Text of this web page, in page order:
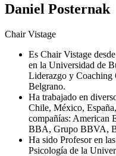
Daniel Posternak
Chair Vistage
Es Chair Vistage
en la Universidad de
Liderazgo y Coaching
Belgrano.
Ha trabajado en
Chile, México,
compañías: American
BBA, Grupo BBVA,
Ha sido Profesor en
Psicología de la